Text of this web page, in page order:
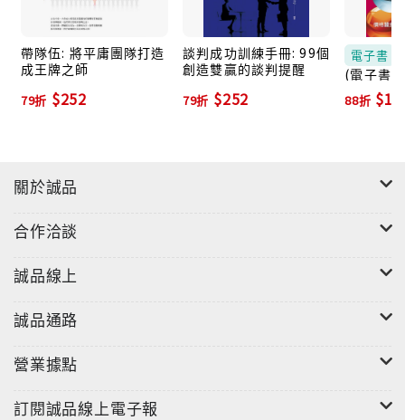
帶隊伍: 將平庸團隊打造
成王牌之師
79折 $252
談判成功訓練手冊: 99個
創造雙贏的談判提醒
79折 $252
電子書
(電子書)
88折
關於誠品
合作洽談
誠品線上
誠品通路
營業據點
訂閱誠品線上電子報